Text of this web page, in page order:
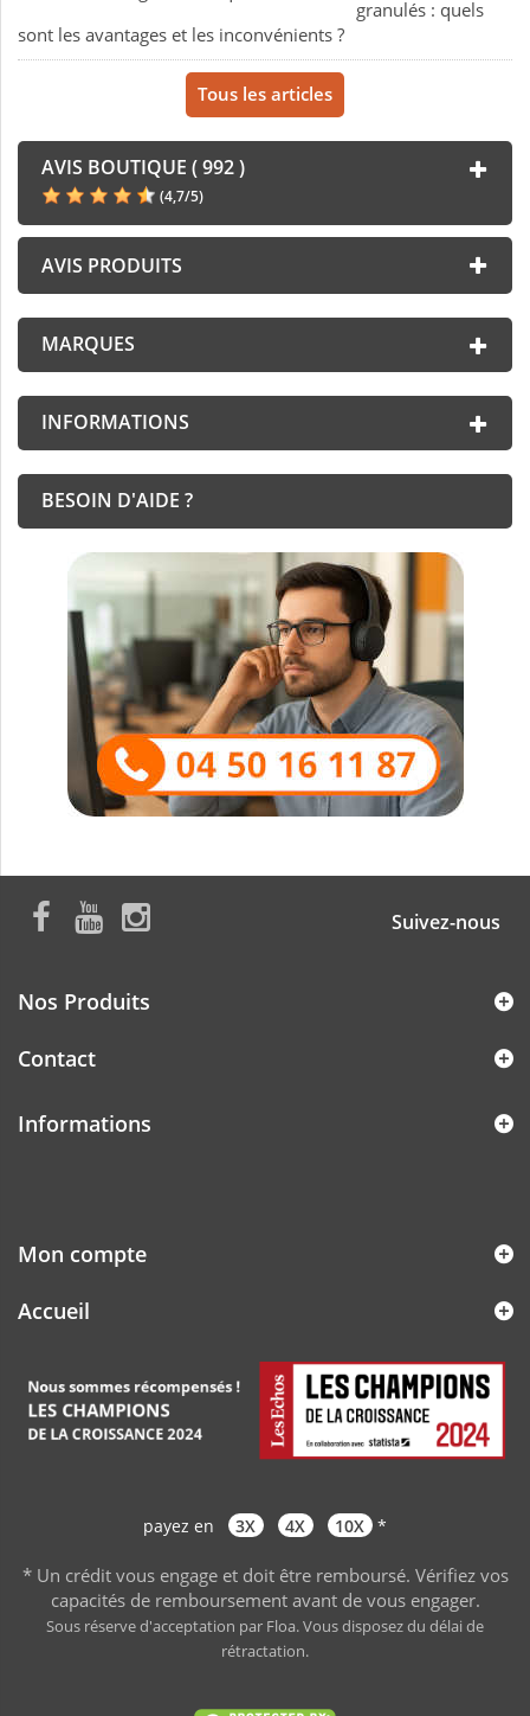
granulés : quels
sont les avantages et les inconvénients ?
Tous les articles
AVIS BOUTIQUE ( 992 )
(4,7/5)
AVIS PRODUITS
MARQUES
INFORMATIONS
BESOIN D'AIDE ?
Suivez-nous
Nos Produits
Contact
Informations
Mon compte
Accueil
payez en 3X 4X 10X *
* Un crédit vous engage et doit être remboursé. Vérifiez vos
capacités de remboursement avant de vous engager.
Sous réserve d'acceptation par Floa. Vous disposez du délai de
rétractation.